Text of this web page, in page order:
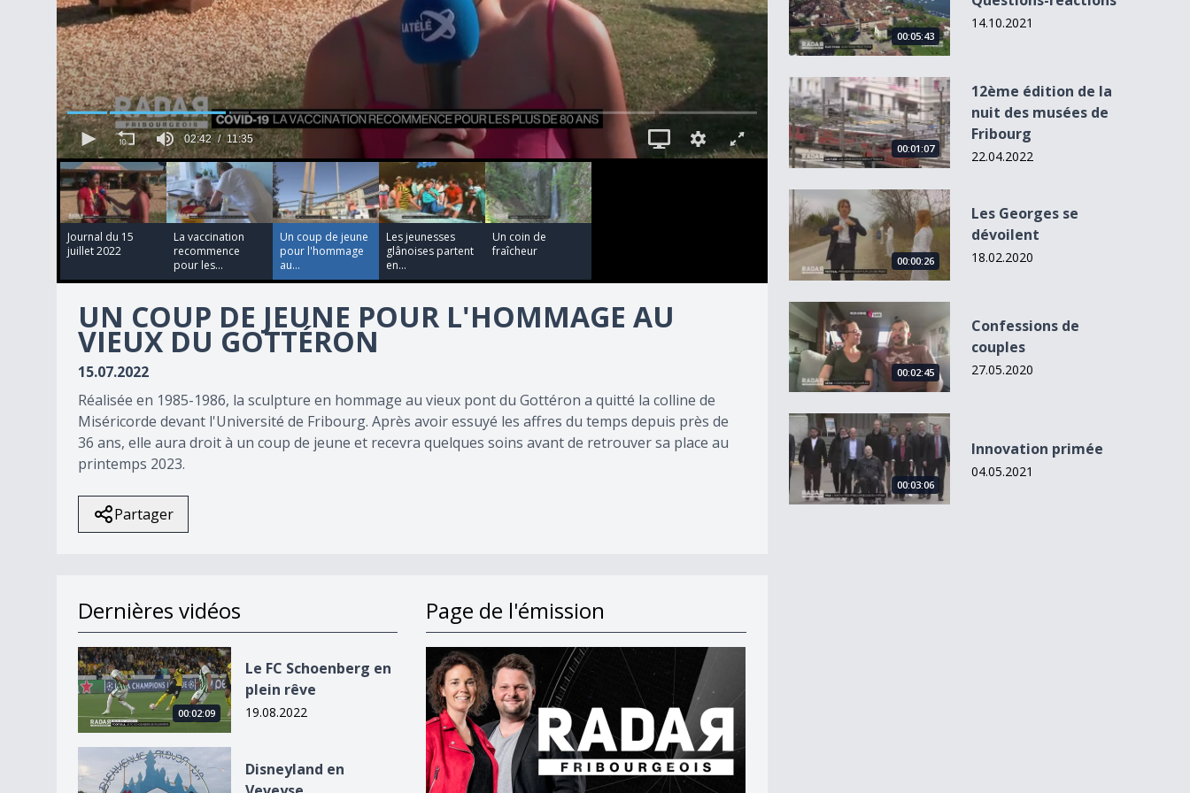
2
minutes,
42
seconds
of
11
minutes,
secondsVolume
02:42 11:35
Journal du 15
juillet 2022
00:01:59
La vaccination
recommence
pour les...
00:00:22
Un coup de jeune
pour l'hommage
au...
00:06:51
Les jeunesses
glânoises partent
en...
00:01:16
Un coin de
fraîcheur
UN COUP DE JEUNE POUR L'HOMMAGE AU
VIEUX DU GOTTÉRON
15.07.2022
Réalisée en 1985-1986, la sculpture en hommage au vieux pont du Gottéron a quitté la colline de
Miséricorde devant l'Université de Fribourg. Après avoir essuyé les affres du temps depuis près de
36 ans, elle aura droit à un coup de jeune et recevra quelques soins avant de retrouver sa place au
printemps 2023.
Partager
Dernières vidéos
Le FC Schoenberg en plein rêve
00:02:09
Le FC Schoenberg en
plein rêve
19.08.2022
Disneyland en Veveyse
Disneyland en
Page de l'émission
00:05:43
14.10.2021
12ème édition de la nuit des musées de Fribourg
00:01:07
12ème édition de la
nuit des musées de
Fribourg
22.04.2022
Les Georges se dévoilent
00:00:26
Les Georges se
dévoilent
18.02.2020
Confessions de couples
00:02:45
Confessions de
couples
27.05.2020
Innovation primée
00:03:06
Innovation primée
04.05.2021